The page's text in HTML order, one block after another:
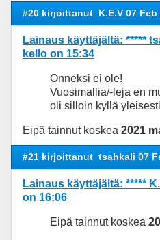
#20 kirjoittanut K.E.V 07 Feb
Lainaus käyttäjältä: *****
kello on 15:34
Onneksi ei ole!
Vuosimallia/-leja en
oli silloin kyllä
Eipä tainnut koskea 2021
#21 kirjoittanut tsahkali 07
Lainaus käyttäjältä: *****
on 16:06
Eipä tainnut koskea